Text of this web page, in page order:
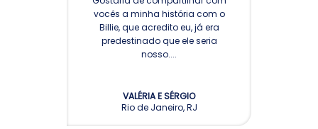
vocês a minha história com o
Billie, que acredito eu, já era
predestinado que ele seria
nosso....
VALÉRIA E SÉRGIO
Rio de Janeiro, RJ